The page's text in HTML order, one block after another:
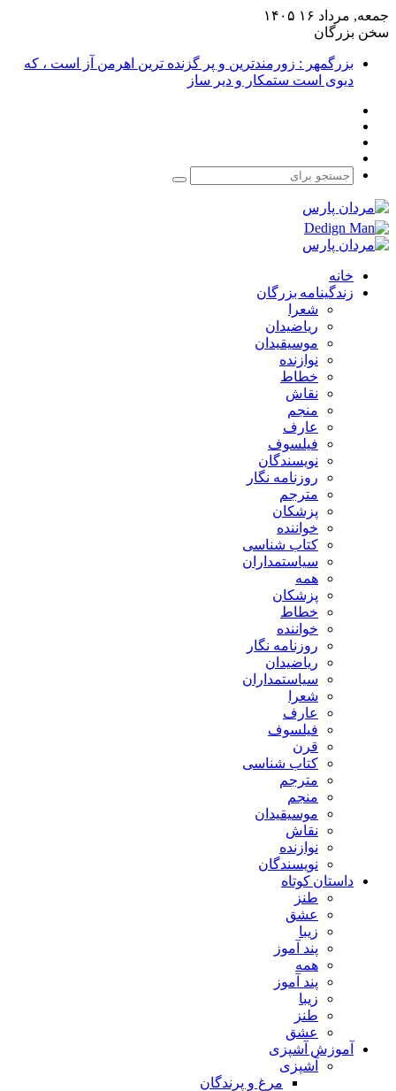
جمعه, مرداد ۱۶ ۱۴۰۵
سخن بزرگان
بزرگمهر : زورمندترین و پر گزنده ترین اهرمن آز است ، که
دیوی است ستمکار و دیر ساز
جستجو
خانه
زندگینامه بزرگان
شعرا
ریاضیدان
موسیقیدان
نوازنده
خطاط
نقاش
منجم
عارف
فیلسوف
نویسندگان
روزنامه نگار
مترجم
پزشکان
خواننده
کتاب شناسی
سیاستمداران
همه
پزشکان
خطاط
خواننده
روزنامه نگار
ریاضیدان
سیاستمداران
شعرا
عارف
فیلسوف
قرن
کتاب شناسی
مترجم
منجم
موسیقیدان
نقاش
نوازنده
نویسندگان
داستان کوتاه
طنز
عشق
زیبا
پند آموز
همه
پند آموز
زیبا
طنز
عشق
آموزش آشپزی
آشپزی
مرغ و پرندگان